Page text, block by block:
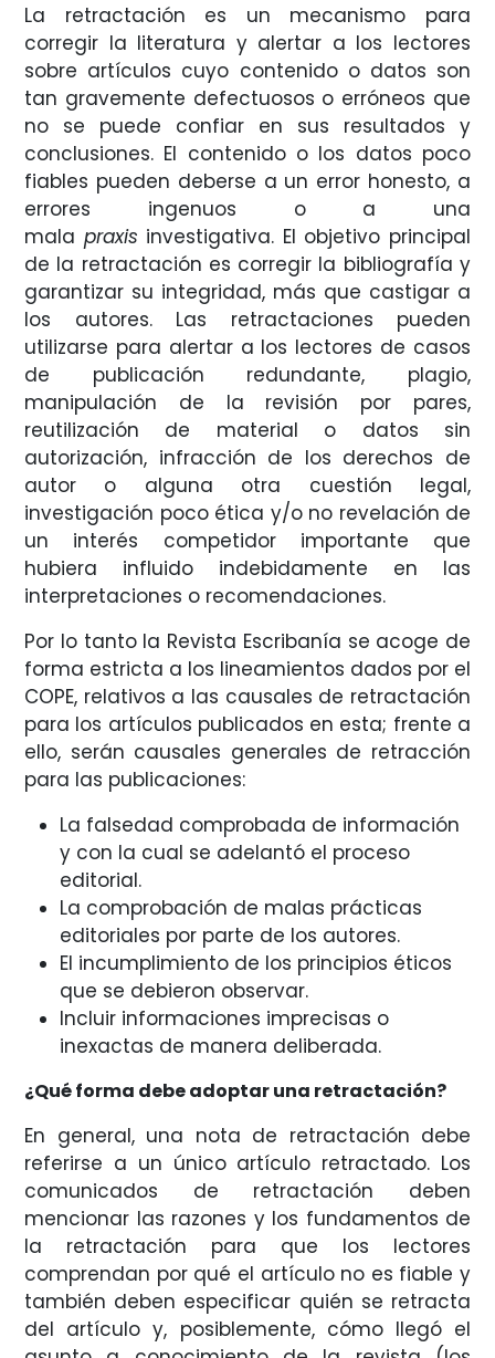
La retractación es un mecanismo para
corregir la literatura y alertar a los lectores
sobre artículos cuyo contenido o datos son
tan gravemente defectuosos o erróneos que
no se puede confiar en sus resultados y
conclusiones. El contenido o los datos poco
fiables pueden deberse a un error honesto, a
errores ingenuos o a una
mala praxis investigativa. El objetivo principal
de la retractación es corregir la bibliografía y
garantizar su integridad, más que castigar a
los autores. Las retractaciones pueden
utilizarse para alertar a los lectores de casos
de publicación redundante, plagio,
manipulación de la revisión por pares,
reutilización de material o datos sin
autorización, infracción de los derechos de
autor o alguna otra cuestión legal,
investigación poco ética y/o no revelación de
un interés competidor importante que
hubiera influido indebidamente en las
interpretaciones o recomendaciones.
Por lo tanto la Revista Escribanía se acoge de
forma estricta a los lineamientos dados por el
COPE, relativos a las causales de retractación
para los artículos publicados en esta; frente a
ello, serán causales generales de retracción
para las publicaciones:
La falsedad comprobada de información
y con la cual se adelantó el proceso
editorial.
La comprobación de malas prácticas
editoriales por parte de los autores.
El incumplimiento de los principios éticos
que se debieron observar.
Incluir informaciones imprecisas o
inexactas de manera deliberada.
¿Qué forma debe adoptar una retractación?
En general, una nota de retractación debe
referirse a un único artículo retractado. Los
comunicados de retractación deben
mencionar las razones y los fundamentos de
la retractación para que los lectores
comprendan por qué el artículo no es fiable y
también deben especificar quién se retracta
del artículo y, posiblemente, cómo llegó el